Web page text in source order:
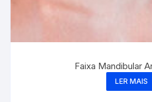
Faixa Mandibular
LER MAIS